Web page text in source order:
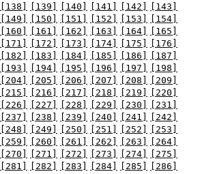
[138] [139] [140] [141] [142]
[143]
[149] [150] [151] [152] [153]
[154]
[160] [161] [162] [163] [164]
[165]
[171] [172] [173] [174] [175]
[176]
[182] [183] [184] [185] [186]
[187]
[193] [194] [195] [196] [197]
[198]
[204] [205] [206] [207] [208]
[209]
[215] [216] [217] [218] [219]
[220]
[226] [227] [228] [229] [230]
[231]
[237] [238] [239] [240] [241]
[242]
[248] [249] [250] [251] [252]
[253]
[259] [260] [261] [262] [263]
[264]
[270] [271] [272] [273] [274]
[275]
[281] [282] [283] [284] [285]
[286]